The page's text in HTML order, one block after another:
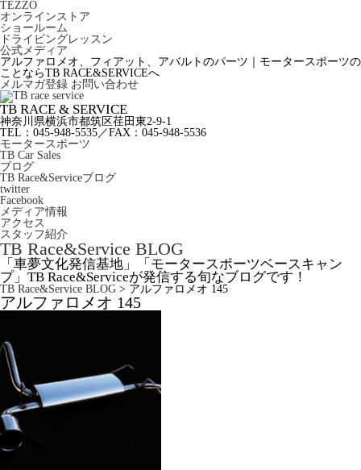
TEZZO
オンラインストア
ショールーム
ドライビングレッスン
公式メディア
アルファロメオ、フィアット、アバルトのパーツ｜モータースポーツの
ことならTB RACE&SERVICEへ
メルマガ登録 お問い合わせ
TB RACE & SERVICE
神奈川県横浜市都筑区荏田東2-9-1
TEL：045-948-5535／FAX：045-948-5536
モータースポーツ
TB Car Sales
ブログ
TB Race&Serviceブログ
twitter
Facebook
メディア情報
アクセス
スタッフ紹介
TB Race&Service BLOG
「車夢文化発信基地」「モータースポーツベースキャン
プ」TB Race&Serviceが発信する旬なブログです！
TB Race&Service BLOG > アルファロメオ 145
アルファロメオ 145